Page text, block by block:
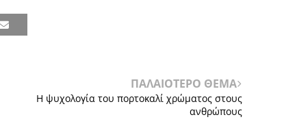
ΠΑΛΑΙΟΤΕΡΟ ΘΕΜΑ
Η ψυχολογία του πορτοκαλί χρώματος στους
ανθρώπους